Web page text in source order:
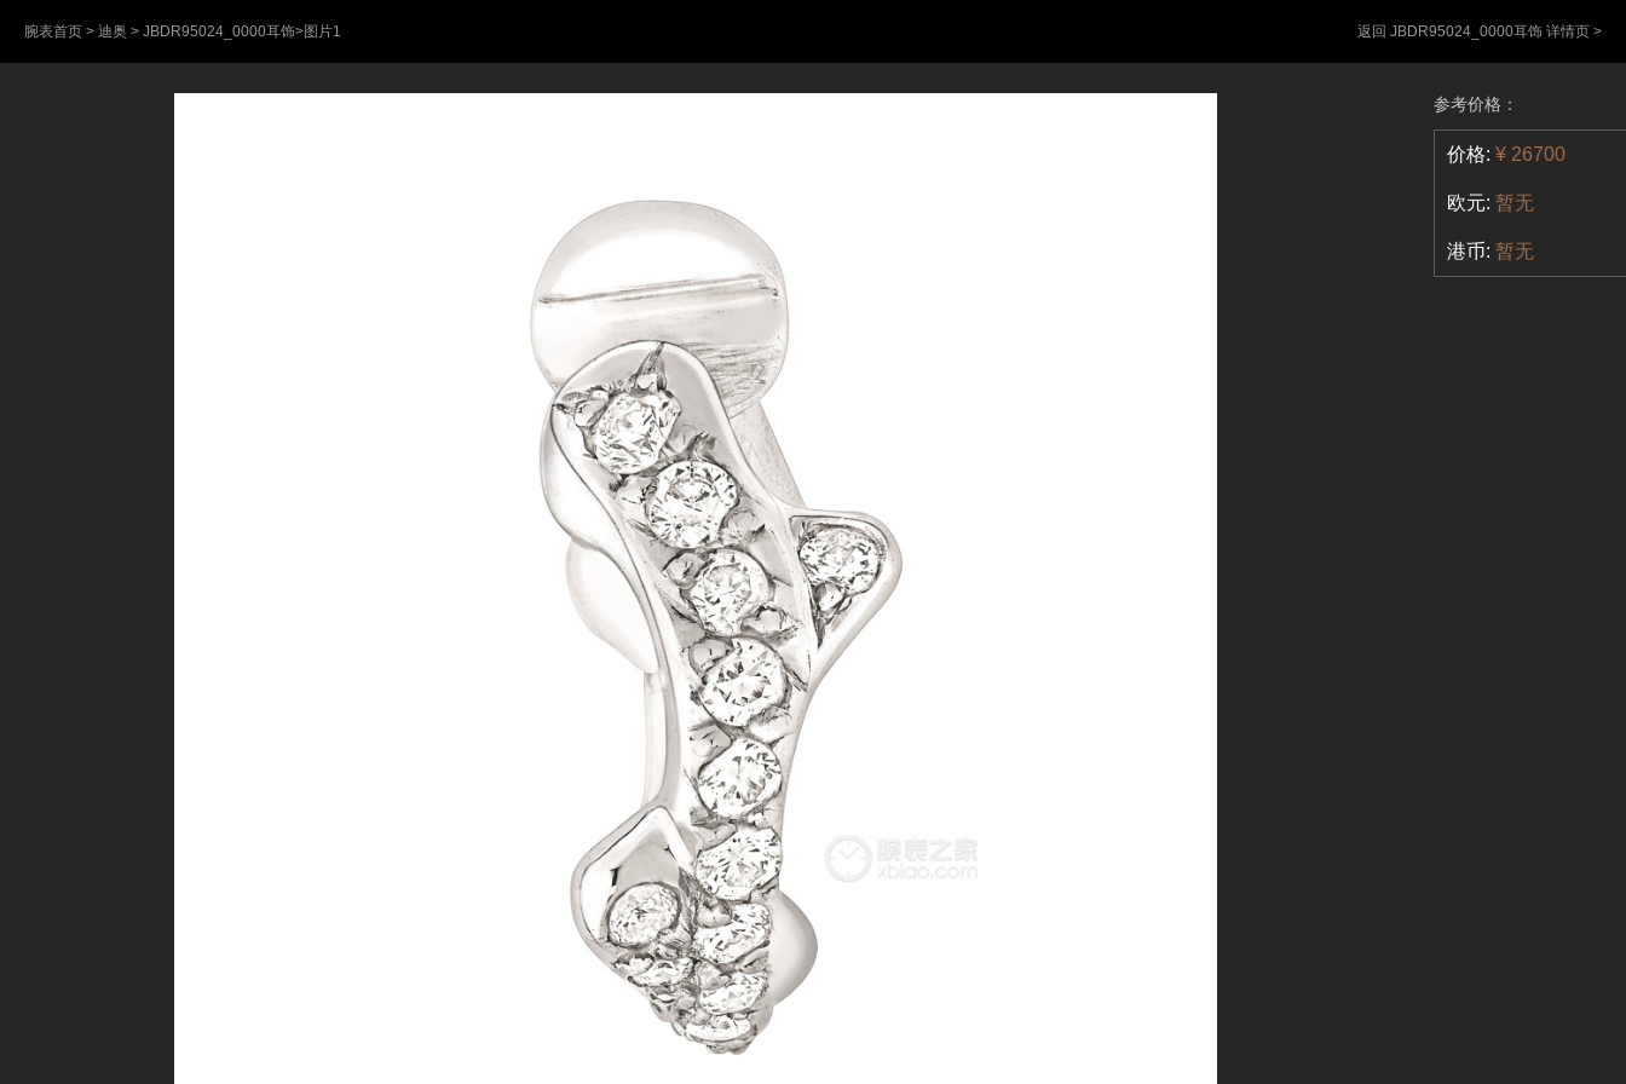
腕表首页 > 迪奥 > JBDR95024_0000耳饰>图片1 返回 JBDR95024_0000耳饰 详情页 >
参考价格：
价格: ¥ 26700
欧元: 暂无
港币: 暂无